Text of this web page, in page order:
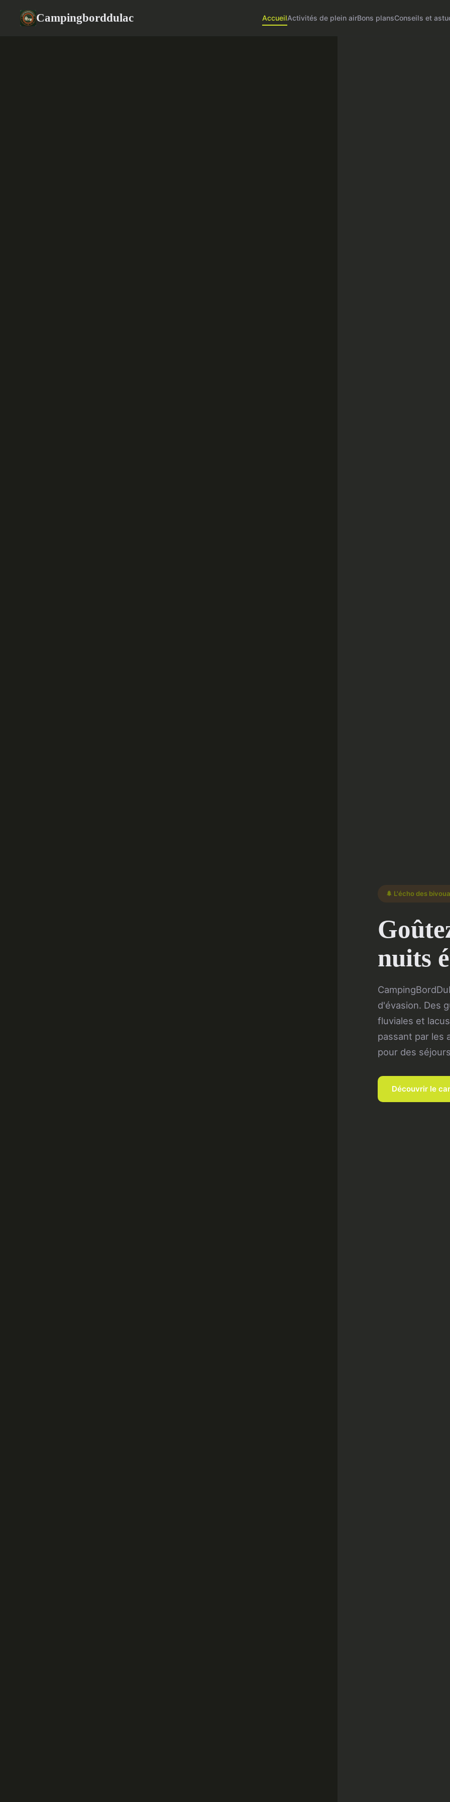
Campingborddulac AccueilActivités de plein airBons plansConseils et
🌲 L'écho des
nuits
d'évasion. Des
fluviales et
passant par les
pour des
Découvrir le